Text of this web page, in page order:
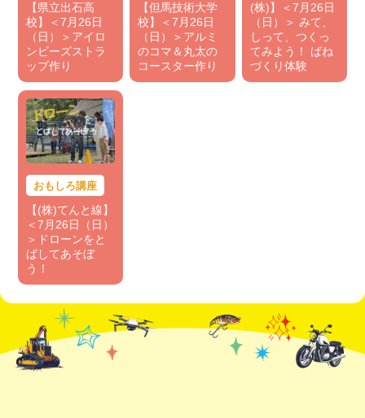
【県立出石高
校】＜7月26日
（日）＞アイロ
ンビーズストラ
ップ作り
【但馬技術大学
校】＜7月26日
（日）＞アルミ
のコマ＆丸太の
コースター作り
(株)】＜7月26日
（日）＞ みて、
しって、つくっ
てみよう！ ばね
づくり体験
おもしろ講座
【(株)てんと線】
＜7月26日（日）
＞ドローンをと
ばしてあそぼ
う！